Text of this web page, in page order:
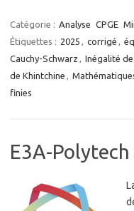
Catégorie : Analyse CPGE
Étiquettes : 2025 , corrigé ,
Cauchy-Schwarz , Inégalité
de Khintchine ,
finies
E3A-